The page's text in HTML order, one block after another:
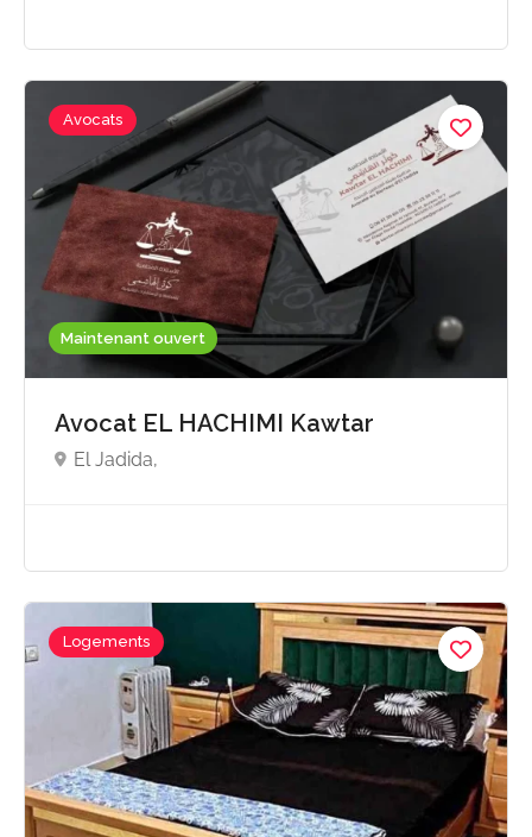
Maintenant ouvert
Avocats
Avocat EL HACHIMI Kawtar
El Jadida,
Logements